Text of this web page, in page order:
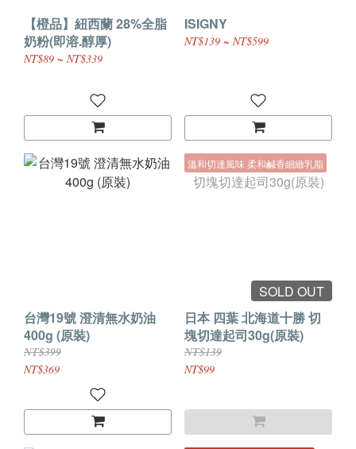
【橙品】紐西蘭 28%全脂
奶粉(即溶.醇厚)
NT$89 ~ NT$339
ISIGNY
NT$139 ~ NT$599
台灣19號 澄清無水奶油
400g (原裝)
NT$399
NT$369
溫和切達風味 柔和鹹香細緻乳脂
SOLD OUT
日本 四葉 北海道十勝 切
塊切達起司30g(原裝)
NT$139
NT$99